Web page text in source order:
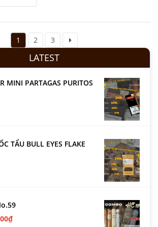
1 2 3
LATEST
MINI PARTAGAS PURITOS
TẨU BULL EYES FLAKE
₫